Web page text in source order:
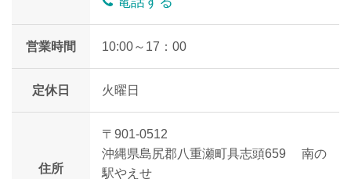
営業時間 10:00～17：00
定休日 火曜日
住所
〒901-0512
沖縄県島尻郡八重瀬町具志頭659 南の
駅やえせ